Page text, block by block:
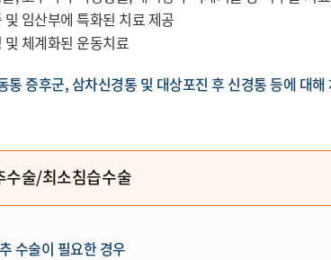
임산부에 특화된 치료 제공
및 체계화된 운동치료
통 증후군, 삼차신경통 및 대상포진 후 신경통 등에 대
수술/최소침습수술
수술이 필요한 경우